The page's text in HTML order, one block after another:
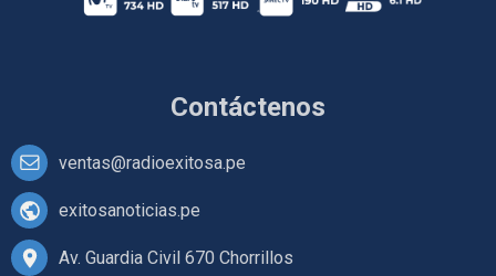
Contáctenos
ventas@radioexitosa.pe
exitosanoticias.pe
Av. Guardia Civil 670 Chorrillos